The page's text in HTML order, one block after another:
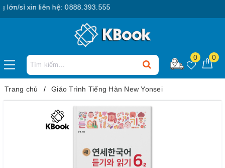
sỉ xin liên hệ: 0888.393.555
0 0
Trang chủ Giáo Trình Tiếng Hàn New Yonsei